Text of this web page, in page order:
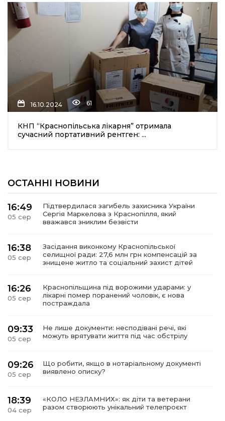
16.10.2024 61
КНП “Краснопільська лікарня” отримала
сучасний портативний рентген: ...
ОСТАННІ НОВИНИ
16:49
05 сер
Підтвердилася загибель захисника України
Сергія Маркелова з Краснопілля, який
вважався зниклим безвісти
16:38
05 сер
Засідання виконкому Краснопільської
селищної ради: 27,6 млн грн компенсацій за
знищене житло та соціальний захист дітей
16:26
05 сер
Краснопільщина під ворожими ударами: у
лікарні помер поранений чоловік, є нова
постраждала
09:33
05 сер
Не лише документи: несподівані речі, які
можуть врятувати життя під час обстрілу
09:26
05 сер
Що робити, якщо в нотаріальному документі
виявлено описку?
18:39
04 сер
«КОЛО НЕЗЛАМНИХ»: як діти та ветерани
разом створюють унікальний телепроєкт